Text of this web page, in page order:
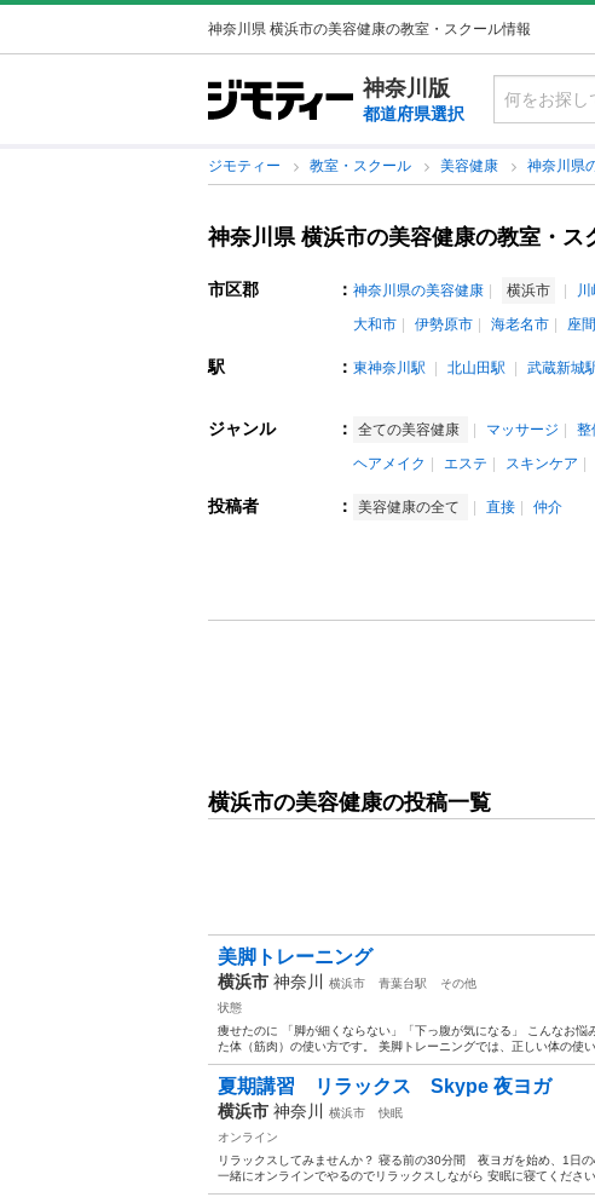
神奈川県 横浜市の美容健康の教室・スクール情報
神奈川版
都道府県選択
ジモティー 教室・スクール 美容健康 神奈川県
神奈川県 横浜市の美容健康の教室・ス
市区郡 ： 神奈川県の美容健康 横浜市
大和市
伊勢原市 海老名市 座
駅 ： 東神奈川駅 北山田駅 武蔵新城
ジャンル ： 全ての美容健康 マッサージ 整
ヘアメイク
エステ スキンケア
投稿者 ： 美容健康の全て 直接 仲介
横浜市の美容健康の投稿一覧
美脚トレーニング
横浜市 神奈川 横浜市 青葉台駅
その他
状態
痩せたのに 「脚が細くならない」「下っ腹が気になる」 こんなお
た体（筋肉）の使い方です。 美脚トレーニングでは、正しい体の使
夏期講習 リラックス Skype 夜ヨガ
横浜市 神奈川 横浜市
快眠
オンライン
リラックスしてみませんか？ 寝る前の30分間 夜ヨガを始め、1日
一緒にオンラインでやるのでリラックスしながら 安眠に寝てくださ